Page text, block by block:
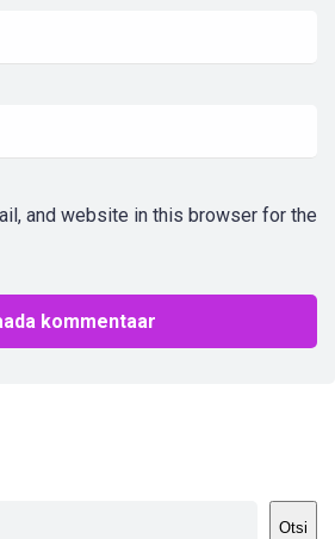
and website in this browser for the
Otsi